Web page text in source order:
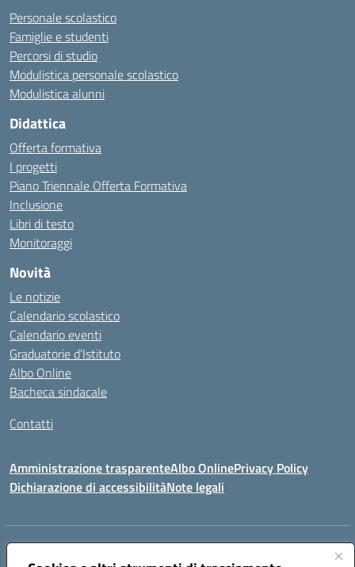
Personale scolastico
Famiglie e studenti
Percorsi di studio
Modulistica personale scolastico
Modulistica alunni
Didattica
Offerta formativa
I progetti
Piano Triennale Offerta Formativa
Inclusione
Libri di testo
Monitoraggi
Novità
Le notizie
Calendario scolastico
Calendario eventi
Graduatorie d’Istituto
Albo Online
Bacheca sindacale
Contatti
Amministrazione trasparenteAlbo OnlinePrivacy Policy
Dichiarazione di accessibilitàNote legali
Indirizzo: